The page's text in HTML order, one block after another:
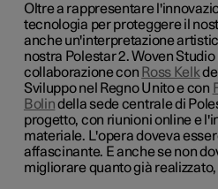
Oltre a rappresentare
tecnologia per proteggere il
anche un'interpretazione
nostra Polestar 2. Woven
collaborazione con Ross Kelk
Sviluppo nel Regno Unito e con
Bolindella sede centrale di
progetto, con riunioni online e
materiale. L'opera doveva
affascinante. E anche se non
migliorare quanto già